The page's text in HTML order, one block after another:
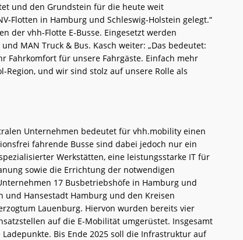
und den Grundstein für die heute weit
Flotten in Hamburg und Schleswig-Holstein gelegt.“
der vhh-Flotte E-Busse. Eingesetzt werden
MAN Truck & Bus. Kasch weiter: „Das bedeutet:
Fahrkomfort für unsere Fahrgäste. Einfach mehr
und wir sind stolz auf unsere Rolle als
Unternehmen bedeutet für vhh.mobility einen
fahrende Busse sind dabei jedoch nur ein
Werkstätten, eine leistungsstarke IT für
sowie die Errichtung der notwendigen
17 Busbetriebshöfe in Hamburg und
und Hansestadt Hamburg und den Kreisen
Lauenburg. Hiervon wurden bereits vier
auf die E-Mobilität umgerüstet. Insgesamt
Bis Ende 2025 soll die Infrastruktur auf